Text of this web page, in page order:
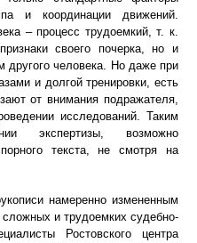
и координации движений.
– процесс трудоемкий, т. к.
своего почерка, но и
другого человека. Но даже при
и долгой тренировки, есть
от внимания подражателя,
исследований. Таким
экспертизы, возможно
текста, не смотря на
намеренно измененным
и трудоемких судебно-
Ростовского центра